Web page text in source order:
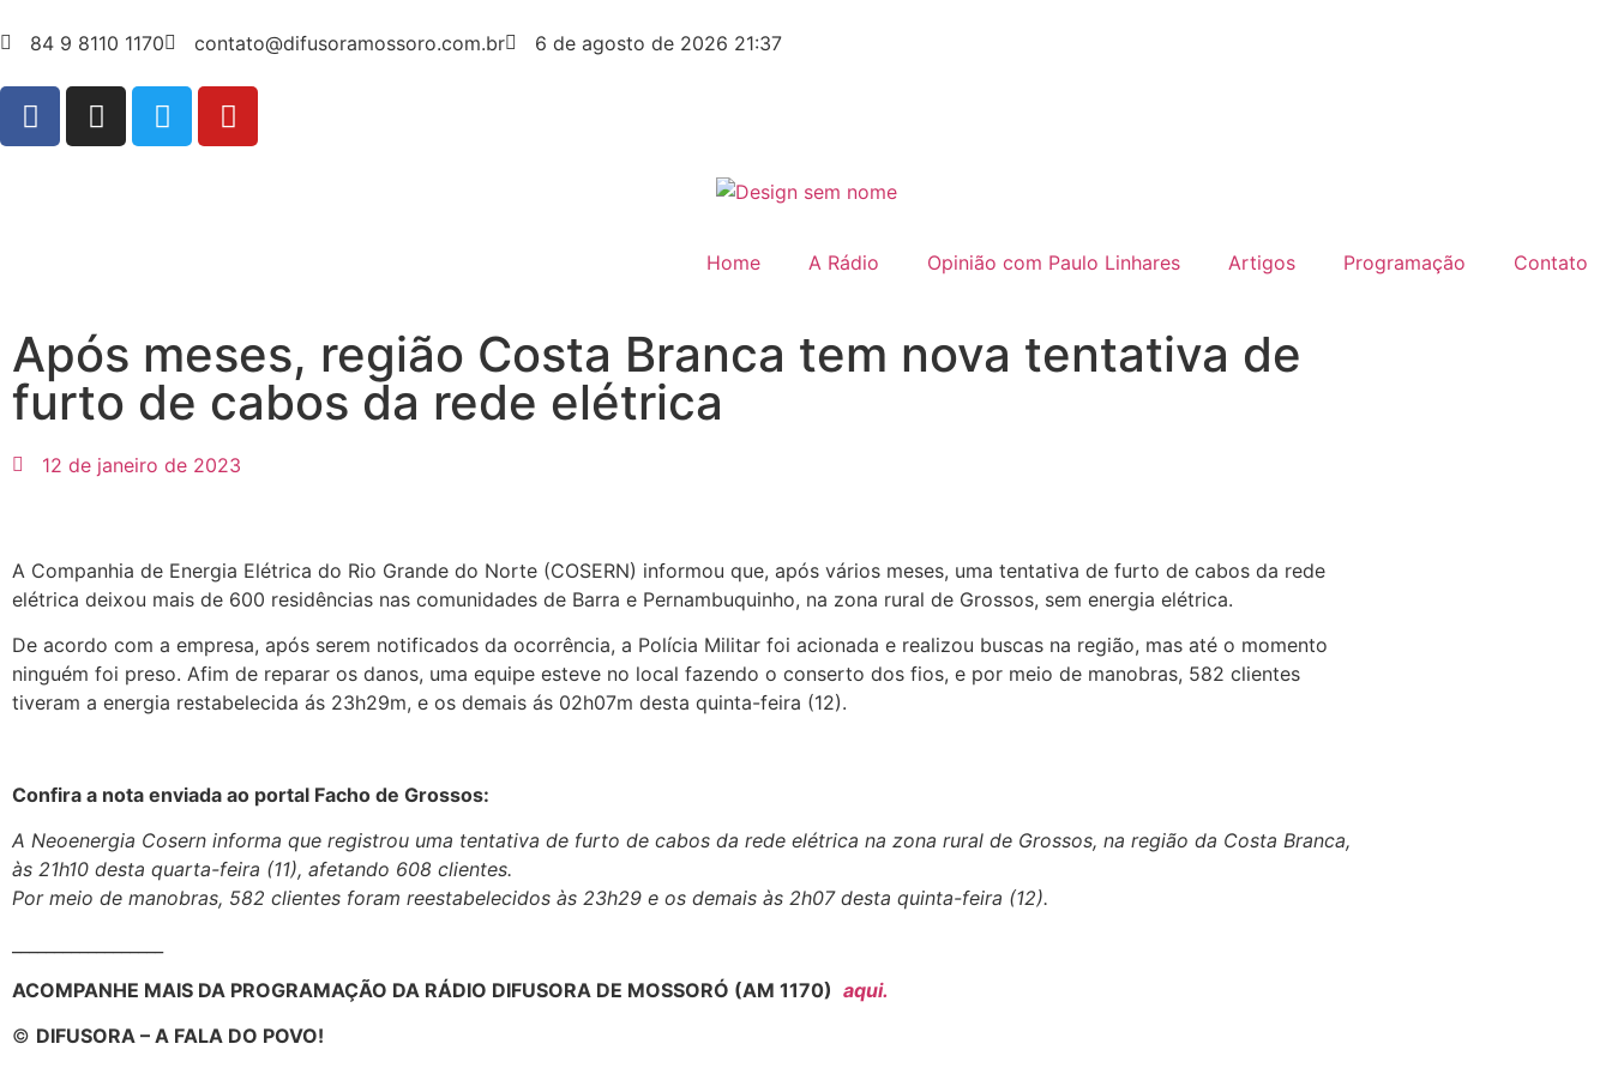
84 9 8110 1170 contato@difusoramossoro.com.br 6 de agosto de 2026 21:37
Home A Rádio Opinião com Paulo Linhares Artigos Programação Contato
Após meses, região Costa Branca tem nova tentativa de
furto de cabos da rede elétrica
12 de janeiro de 2023
A Companhia de Energia Elétrica do Rio Grande do Norte (COSERN) informou que, após vários meses, uma tentativa de furto de cabos da rede
elétrica deixou mais de 600 residências nas comunidades de Barra e Pernambuquinho, na zona rural de Grossos, sem energia elétrica.
De acordo com a empresa, após serem notificados da ocorrência, a Polícia Militar foi acionada e realizou buscas na região, mas até o momento
ninguém foi preso. Afim de reparar os danos, uma equipe esteve no local fazendo o conserto dos fios, e por meio de manobras, 582 clientes
tiveram a energia restabelecida ás 23h29m, e os demais ás 02h07m desta quinta-feira (12).
Confira a nota enviada ao portal Facho de Grossos:
A Neoenergia Cosern informa que registrou uma tentativa de furto de cabos da rede elétrica na zona rural de Grossos, na região da Costa Branca,
às 21h10 desta quarta-feira (11), afetando 608 clientes.
Por meio de manobras, 582 clientes foram reestabelecidos às 23h29 e os demais às 2h07 desta quinta-feira (12).
ACOMPANHE MAIS DA PROGRAMAÇÃO DA RÁDIO DIFUSORA DE MOSSORÓ (AM 1170) aqui.
© DIFUSORA – A FALA DO POVO!